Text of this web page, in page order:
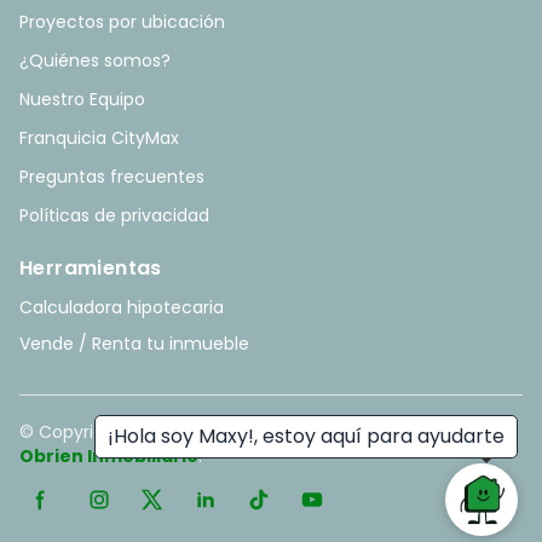
¡Hola soy Maxy!, estoy aquí para ayudarte
Proyectos por ubicación
¿Quiénes somos?
Nuestro Equipo
Franquicia CityMax
Preguntas frecuentes
Políticas de privacidad
Herramientas
Calculadora hipotecaria
Vende / Renta tu inmueble
© Copyright2026. All rights reserved. - Hecho con ❤️ por
Obrien Inmobiliario.